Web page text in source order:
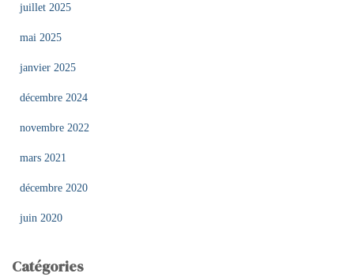
juillet 2025
mai 2025
janvier 2025
décembre 2024
novembre 2022
mars 2021
décembre 2020
juin 2020
Catégories